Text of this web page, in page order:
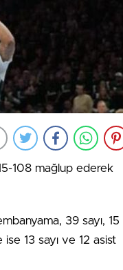
108 mağlup ederek
39 sayı, 15
13 sayı ve 12 asist